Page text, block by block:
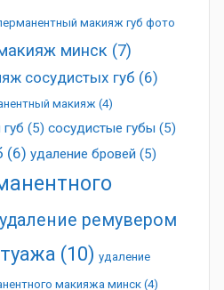
макияж губ фото
минск (7)
сосудистых губ (6)
макияж (4)
(5) сосудистые губы (5)
(6) удаление бровей (5)
удаление ремувером
(10) удаление
макияжа минск (4)